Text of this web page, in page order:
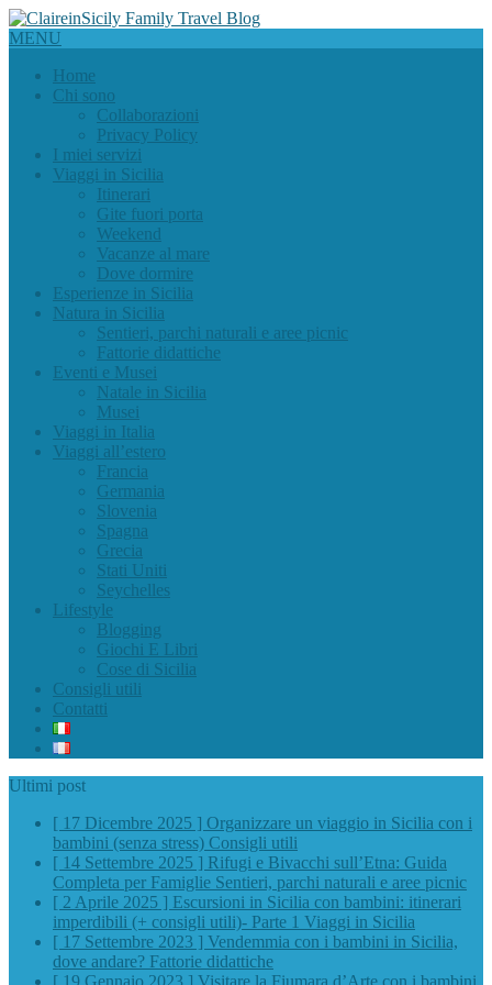
MENU
Home
Chi sono
Collaborazioni
Privacy Policy
I miei servizi
Viaggi in Sicilia
Itinerari
Gite fuori porta
Weekend
Vacanze al mare
Dove dormire
Esperienze in Sicilia
Natura in Sicilia
Sentieri, parchi naturali e aree picnic
Fattorie didattiche
Eventi e Musei
Natale in Sicilia
Musei
Viaggi in Italia
Viaggi all’estero
Francia
Germania
Slovenia
Spagna
Grecia
Stati Uniti
Seychelles
Lifestyle
Blogging
Giochi E Libri
Cose di Sicilia
Consigli utili
Contatti
Ultimi post
[ 14 Settembre 2025 ]Rifugi e Bivacchi sull’Etna: Guida
Completa per FamiglieSentieri, parchi naturali e aree picnic
[ 2 Aprile 2025 ]Escursioni in Sicilia con bambini: itinerari
imperdibili (+ consigli utili)- Parte 1Viaggi in Sicilia
[ 17 Settembre 2023 ]Vendemmia con i bambini in Sicilia,
dove andare? Fattorie didattiche
[ 19 Gennaio 2023 ] Visitare la Fiumara d’Arte con i bambini,
quando la natura incontra l’arteViaggi in Sicilia
[ 20 Marzo 2022 ] Cosa fare in Sicilia con i bambini: mare,